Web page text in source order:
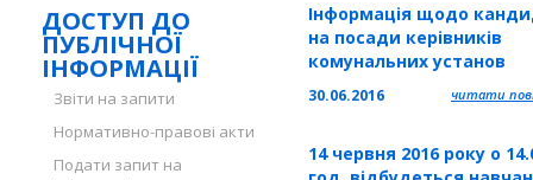
ДОСТУП ДО
ПУБЛІЧНОЇ
ІНФОРМАЦІЇ
Звіти на запити
Нормативно-правові акти
Подати запит на
курортно-рекреаційної
зовнішньоекономічнної
діяльності
Інформація щодо
на посади керівників
комунальних установ
обласної ради (заклади
культури)
30.06.2016 читати
14 червня 2016 року о